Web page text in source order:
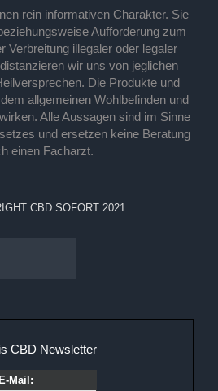
rein informativen Charakter. Sie
Aufforderung zum
Verbreitung illegaler oder legaler
wir uns von jeglichen
Die Produkte und
allgemeinen Wohlbefinden und
Alle Aussagen sind im Sinne
und ersetzen keine Beratung
einen Facharzt.
CBD SOFORT 2021
CBD Newsletter
Mail: